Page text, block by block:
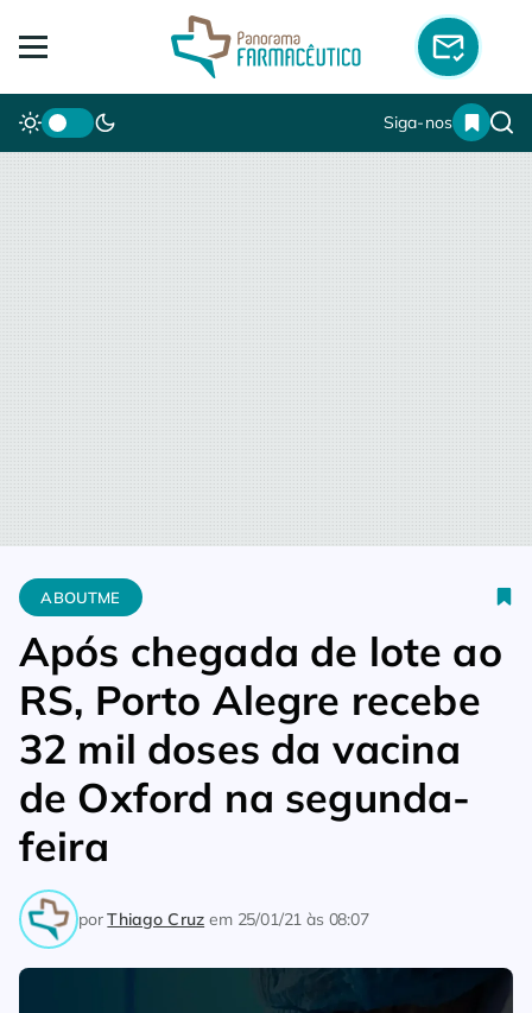
Siga-nos
Home Aboutme Após chegada de lote ao RS, Porto Alegre
ABOUTME
Após chegada de lote ao
RS, Porto Alegre recebe
32 mil doses da vacina
de Oxford na segunda-
feira
porThiago Cruz em 25/01/21 às 08:07